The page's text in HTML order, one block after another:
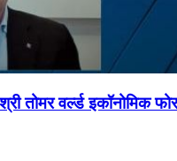
तोमर वर्ल्ड इकॉनोमिक